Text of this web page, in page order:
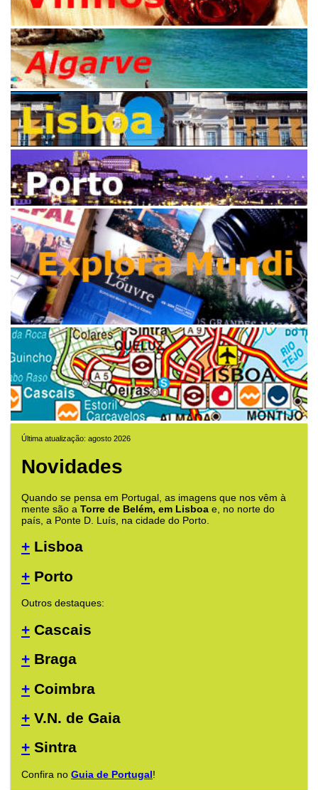
Última atualização: agosto 2026
Novidades
Quando se pensa em Portugal, as imagens que nos vêm à
mente são a Torre de Belém, em Lisboa e, no norte do
país, a Ponte D. Luís, na cidade do Porto.
+ Lisboa
+ Porto
Outros destaques:
+ Cascais
+ Braga
+ Coimbra
+ V.N. de Gaia
+ Sintra
Confira no Guia de Portugal!